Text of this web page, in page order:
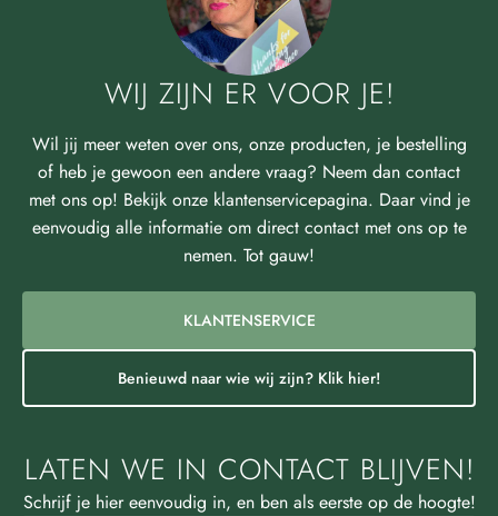
WIJ ZIJN ER VOOR JE!
Wil jij meer weten over ons, onze producten, je bestelling
of heb je gewoon een andere vraag? Neem dan contact
met ons op! Bekijk onze klantenservicepagina. Daar vind je
eenvoudig alle informatie om direct contact met ons op te
nemen. Tot gauw!
KLANTENSERVICE
Benieuwd naar wie wij zijn? Klik hier!
LATEN WE IN CONTACT BLIJVEN!
Schrijf je hier eenvoudig in, en ben als eerste op de hoogte!